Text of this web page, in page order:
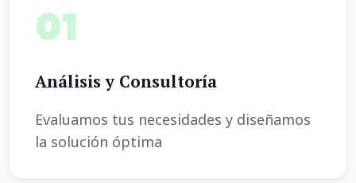
01
Análisis y Consultoría
Evaluamos tus necesidades y diseñamos
la solución óptima